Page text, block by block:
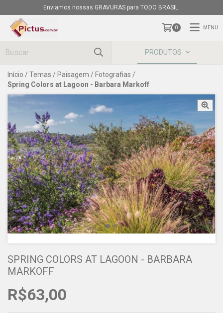
Enviamos nossas GRAVURAS para TODO BRASIL.
0 MENU
PRODUTOS
Início / Temas / Paisagem / Fotografias /
Spring Colors at Lagoon - Barbara Markoff
SPRING COLORS AT LAGOON - BARBARA
MARKOFF
R$63,00